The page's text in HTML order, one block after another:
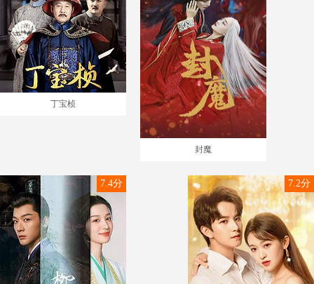
丁宝桢
封魔
7.4分 7.2分